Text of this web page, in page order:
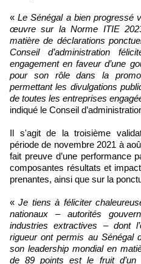
«Le Sénégal a bien progressé
œuvre sur la Norme ITIE
matière de déclarations
Conseil d’administration
engagement en faveur d’une
pour son rôle dans la
permettant les divulgations
de toutes les entreprises
indiqué le Conseil
Il s'agit de la troisième
période de novembre 2021 à
fait preuve d’une performance
composantes résultats et
prenantes, ainsi que sur la
«Je tiens à féliciter
nationaux – autorités
industries extractives – dont
rigueur ont permis au Sénégal
son leadership mondial en
de 89 points est le fruit d’un